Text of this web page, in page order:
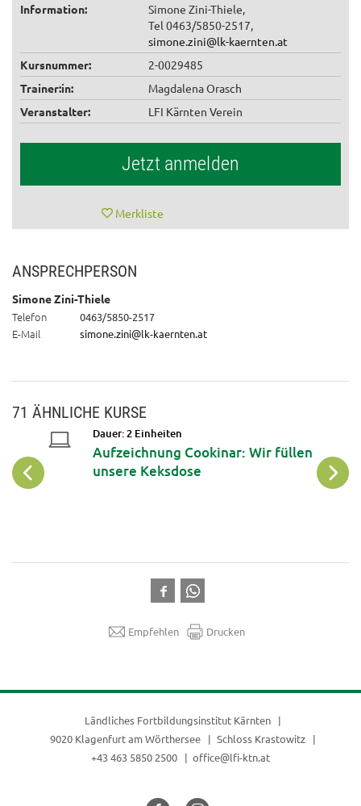
Information:
Simone Zini-Thiele,
Tel 0463/5850-2517,
simone.zini@lk-kaernten.at
Kursnummer:
2-0029485
Trainer:in:
Magdalena Orasch
Veranstalter:
LFI Kärnten Verein
Jetzt anmelden
Merkliste
ANSPRECHPERSON
Simone Zini-Thiele
Telefon 0463/5850-2517
E-Mail simone.zini@lk-kaernten.at
71 ÄHNLICHE KURSE
Dauer: 2 Einheiten
Aufzeichnung Cookinar: Wir füllen
unsere Keksdose
Empfehlen Drucken
Ländliches Fortbildungsinstitut Kärnten
9020 Klagenfurt am Wörthersee
Schloss Krastowitz
+43 463 5850 2500
office@lfi-ktn.at